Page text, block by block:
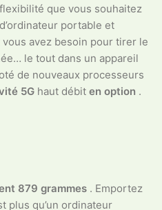
que vous souhaitez
portable et
avez besoin pour tirer le
le tout dans un appareil
de nouveaux processeurs
5G haut débit en option .
879 grammes . Emportez
plus qu’un ordinateur